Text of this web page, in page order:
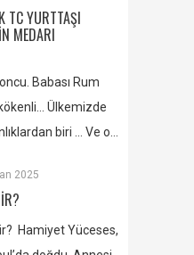
TC YURTTAŞI
MEDARI
Babası Rum
Ülkemizde
biri … Ve o…
2025
Hamiyet Yüceses,